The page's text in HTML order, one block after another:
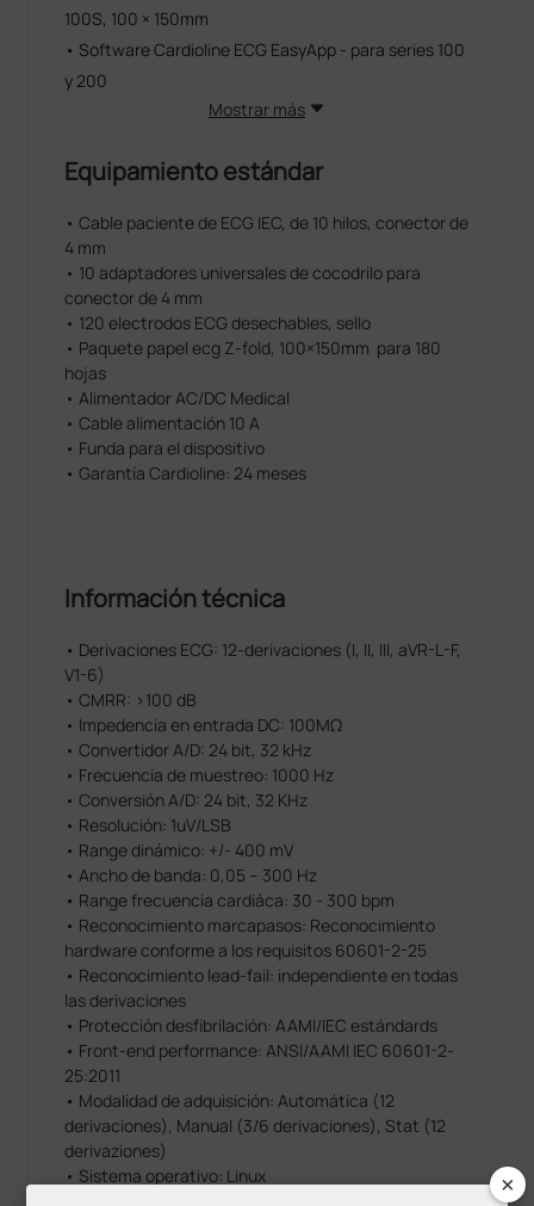
100S, 100 × 150mm
• Software Cardioline ECG EasyApp - para series 100
y 200
Mostrar más
Equipamiento estándar
• Cable paciente de ECG IEC, de 10 hilos, conector de
4 mm
• 10 adaptadores universales de cocodrilo para
conector de 4 mm
• 120 electrodos ECG desechables, sello
• Paquete papel ecg Z-fold, 100×150mm para 180
hojas
• Alimentador AC/DC Medical
• Cable alimentación 10 A
• Funda para el dispositivo
• Garantía Cardioline: 24 meses
Información técnica
• Derivaciones ECG: 12-derivaciones (I, II, III, aVR-L-F,
V1-6)
• CMRR: >100 dB
• Impedencia en entrada DC: 100MΩ
• Convertidor A/D: 24 bit, 32 kHz
• Frecuencia de muestreo: 1000 Hz
• Conversión A/D: 24 bit, 32 KHz
• Resolución: 1uV/LSB
• Range dinámico: +/- 400 mV
• Ancho de banda: 0,05 – 300 Hz
• Range frecuencia cardiáca: 30 - 300 bpm
• Reconocimiento marcapasos: Reconocimiento
hardware conforme a los requisitos 60601-2-25
• Reconocimiento lead-fail: independiente en todas
las derivaciones
• Protección desfibrilación: AAMI/IEC estándards
• Front-end performance: ANSI/AAMI IEC 60601-2-
25:2011
• Modalidad de adquisición: Automática (12
derivaciones), Manual (3/6 derivaciones), Stat (12
derivaziones)
• Sistema operativo: Linux
×